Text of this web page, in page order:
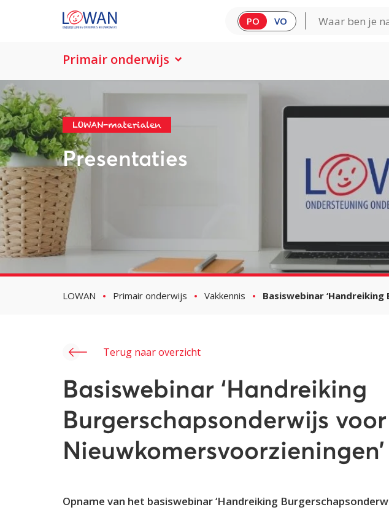
PO VO
Primair onderwijs
LOWAN-materialen
Presentaties
LOWAN Primair onderwijs Vakkennis Basiswebinar
Terug naar overzicht
Basiswebinar ‘Handreiking
Burgerschapsonderwijs voor
Nieuwkomersvoorzieningen’
Opname van het basiswebinar ‘Handreiking